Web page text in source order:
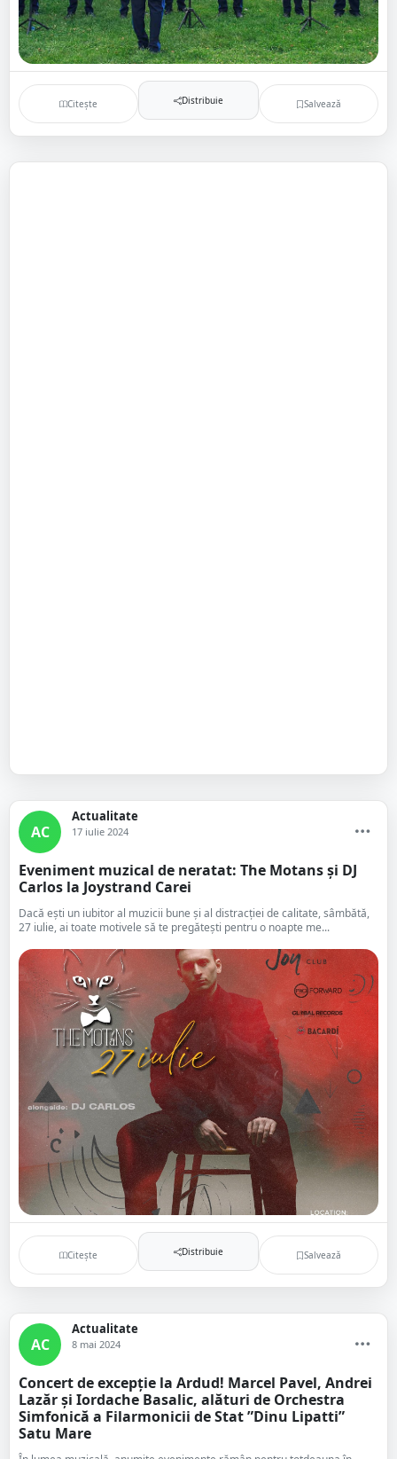
Citește Distribuie Salvează
AC
Actualitate
17 iulie 2024
Eveniment muzical de neratat: The Motans și DJ
Carlos la Joystrand Carei
Dacă ești un iubitor al muzicii bune și al distracției de calitate, sâmbătă,
27 iulie, ai toate motivele să te pregătești pentru o noapte me...
Citește Distribuie Salvează
AC
Actualitate
8 mai 2024
Concert de excepție la Ardud! Marcel Pavel, Andrei
Lazăr și Iordache Basalic, alături de Orchestra
Simfonică a Filarmonicii de Stat ”Dinu Lipatti”
Satu Mare